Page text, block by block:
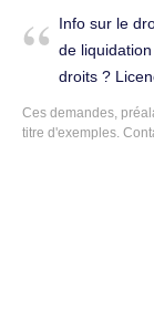
Info sur le
de
droits ?
Ces demandes,
titre d'exemples.